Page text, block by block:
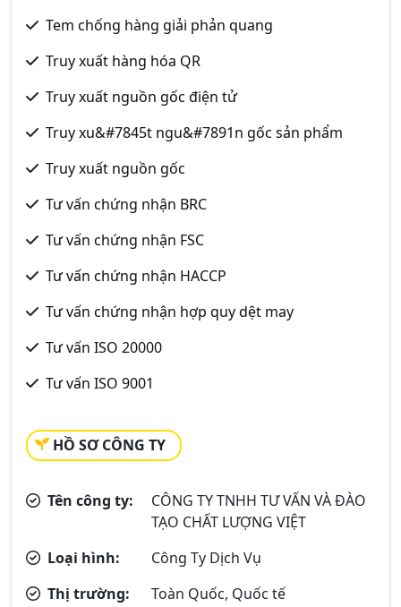
Tem chống hàng giải phản quang
Truy xuất hàng hóa QR
Truy xuất nguồn gốc điện tử
Truy xu&#7845t ngu&#7891n gốc sản phẩm
Truy xuất nguồn gốc
Tư vấn chứng nhận BRC
Tư vấn chứng nhận FSC
Tư vấn chứng nhận HACCP
Tư vấn chứng nhận hợp quy dệt may
Tư vấn ISO 20000
Tư vấn ISO 9001
HỒ SƠ CÔNG TY
Tên công ty:
CÔNG TY TNHH TƯ VẤN VÀ ĐÀO
TẠO CHẤT LƯỢNG VIỆT
Loại hình:
Công Ty Dịch Vụ
Thị trường:
Toàn Quốc, Quốc tế